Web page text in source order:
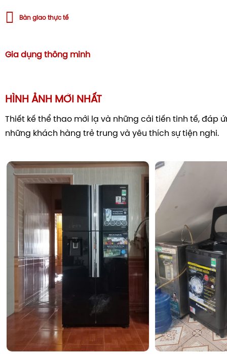
Bàn giao thực tế
Gia dụng thông minh
HÌNH ẢNH MỚI NHẤT
Thiết kế thể thao mới lạ và những cải tiến tinh tế, đáp
những khách hàng trẻ trung và yêu thích sự tiện nghi.